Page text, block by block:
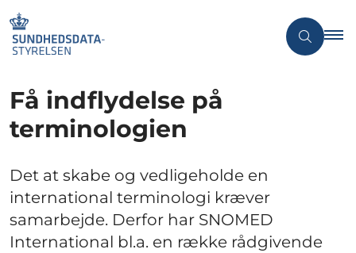
Få indflydelse på
terminologien
Det at skabe og vedligeholde en
international terminologi kræver
samarbejde. Derfor har SNOMED
International bl.a. en række rådgivende